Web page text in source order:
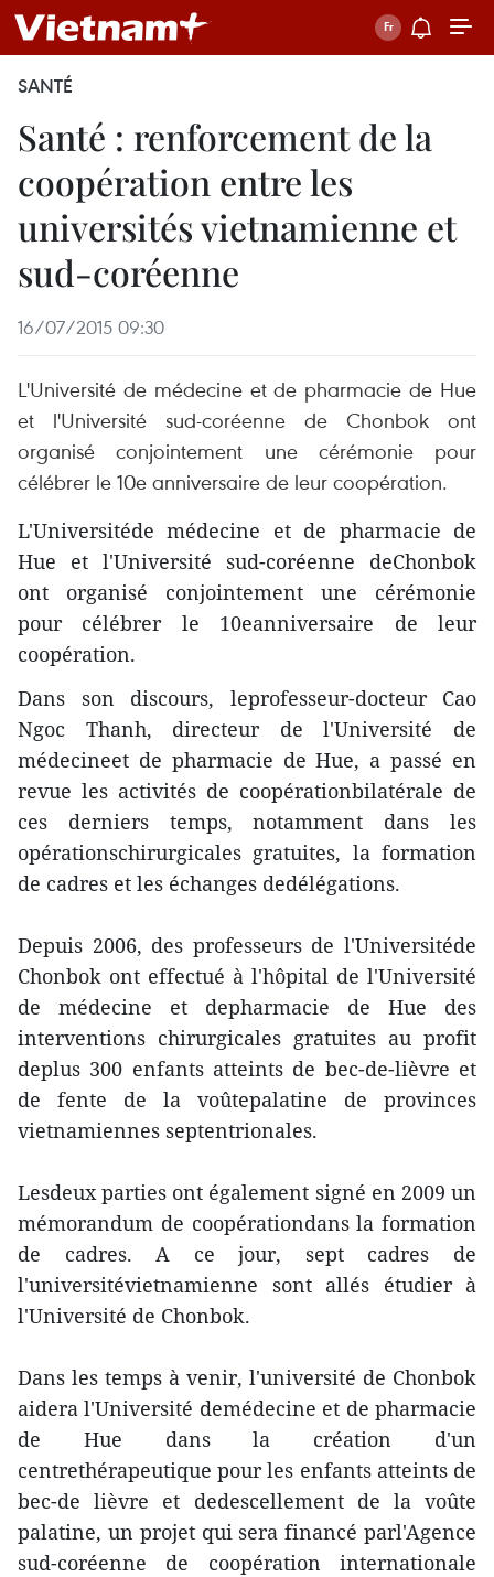
SANTÉ
Santé : renforcement de la
coopération entre les
universités vietnamienne et
sud-coréenne
16/07/2015 09:30
L'Université de médecine et de pharmacie de Hue
et l'Université sud-coréenne de Chonbok ont
organisé conjointement une cérémonie pour
célébrer le 10e anniversaire de leur coopération.
L'Universitéde médecine et de pharmacie de
Hue et l'Université sud-coréenne deChonbok
ont organisé conjointement une cérémonie
pour célébrer le 10eanniversaire de leur
coopération.
Dans son discours, leprofesseur-docteur Cao
Ngoc Thanh, directeur de l'Université de
médecineet de pharmacie de Hue, a passé en
revue les activités de coopérationbilatérale de
ces derniers temps, notamment dans les
opérationschirurgicales gratuites, la formation
de cadres et les échanges dedélégations.
Depuis 2006, des professeurs de l'Universitéde
Chonbok ont effectué à l'hôpital de l'Université
de médecine et depharmacie de Hue des
interventions chirurgicales gratuites au profit
deplus 300 enfants atteints de bec-de-lièvre et
de fente de la voûtepalatine de provinces
vietnamiennes septentrionales.
Lesdeux parties ont également signé en 2009 un
mémorandum de coopérationdans la formation
de cadres. A ce jour, sept cadres de
l'universitévietnamienne sont allés étudier à
l'Université de Chonbok.
Dans les temps à venir, l'université de Chonbok
aidera l'Université demédecine et de pharmacie
de Hue dans la création d'un
centrethérapeutique pour les enfants atteints de
bec-de lièvre et dedescellement de la voûte
palatine, un projet qui sera financé parl'Agence
sud-coréenne de coopération internationale